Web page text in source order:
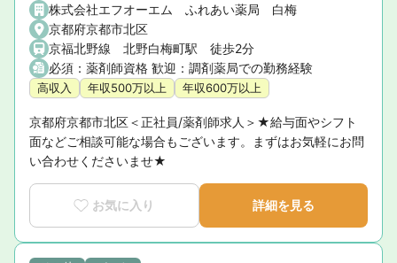
株式会社エフオーエム ふれあい薬局 白梅
京都府京都市北区
京福北野線 北野白梅町駅 徒歩2分
必須：薬剤師資格 歓迎：調剤薬局での勤務経験
高収入 年収500万以上 年収600万以上
京都府京都市北区＜正社員/薬剤師求人＞★給与面やシフト
面などご相談可能な場合もございます。まずはお気軽にお問
い合わせくださいませ★
お気に入り 詳細を見る